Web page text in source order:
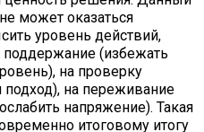
может оказаться
уровень действий,
поддержание (избежать
на проверку
подход), на переживание
напряжение). Такая
итоговому итогу